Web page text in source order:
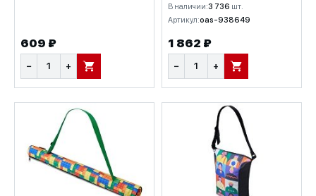
609 ₽
− + В КОРЗИНУ
В наличии:3 736 шт.
Артикул:oas-938649
1 862 ₽
− + В КОРЗИНУ